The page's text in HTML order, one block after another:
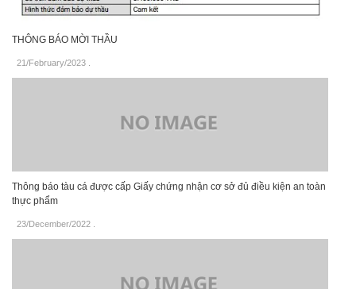
THÔNG BÁO MỜI THẦU
21/February/2023
Thông báo tàu cá được cấp Giấy chứng nhận cơ sở đủ điều kiện an toàn
thực phẩm
23/December/2022